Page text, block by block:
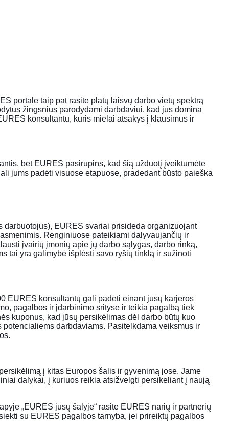
portale taip pat rasite platų laisvų darbo vietų spektrą
žingsnius parodydami darbdaviui, kad jus domina
konsultantu, kuris mielai atsakys į klausimus ir
bet EURES pasirūpins, kad šią užduotį įveiktumėte
jums padėti visuose etapuose, pradedant būsto paieška
darbuotojus), EURES svariai prisideda organizuojant
Renginiuose pateikiami dalyvaujančių ir
įvairių įmonių apie jų darbo sąlygas, darbo rinką,
tai yra galimybė išplėsti savo ryšių tinklą ir sužinoti
EURES konsultantų gali padėti einant jūsų karjeros
pagalbos ir įdarbinimo srityse ir teikia pagalbą tiek
kuponus, kad jūsų persikėlimas dėl darbo būtų kuo
darbdaviams. Pasitelkdama veiksmus ir
į kitas Europos šalis ir gyvenimą jose. Jame
dalykai, į kuriuos reikia atsižvelgti persikeliant į naują
„EURES jūsų šalyje“ rasite EURES narių ir partnerių
su EURES pagalbos tarnyba, jei prireiktų pagalbos